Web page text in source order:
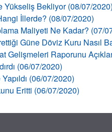
Bekliyor (08/07/2020)
İllerde? (08/07/2020)
Maliyeti Ne Kadar? (07/
Güne Döviz Kuru Nasıl
Gelişmeleri Raporunu
(06/07/2020)
Yapıldı (06/07/2020)
Eritti (06/07/2020)